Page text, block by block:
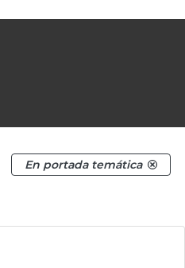
En portada temática